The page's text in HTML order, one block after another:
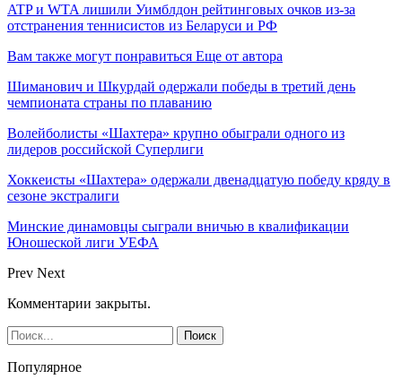
ATP и WTA лишили Уимблдон рейтинговых очков из-за
отстранения теннисистов из Беларуси и РФ
Вам также могут понравиться Еще от автора
Шиманович и Шкурдай одержали победы в третий день
чемпионата страны по плаванию
Волейболисты «Шахтера» крупно обыграли одного из
лидеров российской Суперлиги
Хоккеисты «Шахтера» одержали двенадцатую победу кряду в
сезоне экстралиги
Минские динамовцы сыграли вничью в квалификации
Юношеской лиги УЕФА
Prev Next
Комментарии закрыты.
Популярное